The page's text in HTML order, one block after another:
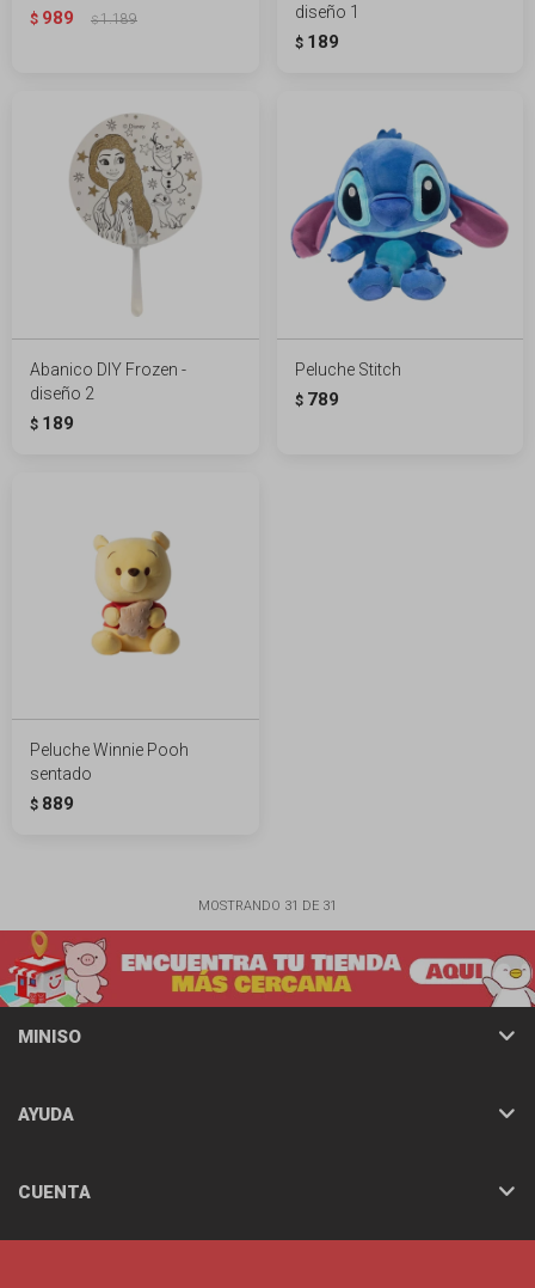
$ 989 $1.189
diseño 1
$ 189
Abanico DIY Frozen -
diseño 2
$ 189
Peluche Stitch
$ 789
Peluche Winnie Pooh
sentado
$ 889
MOSTRANDO 31 DE 31
MINISO
AYUDA
CUENTA